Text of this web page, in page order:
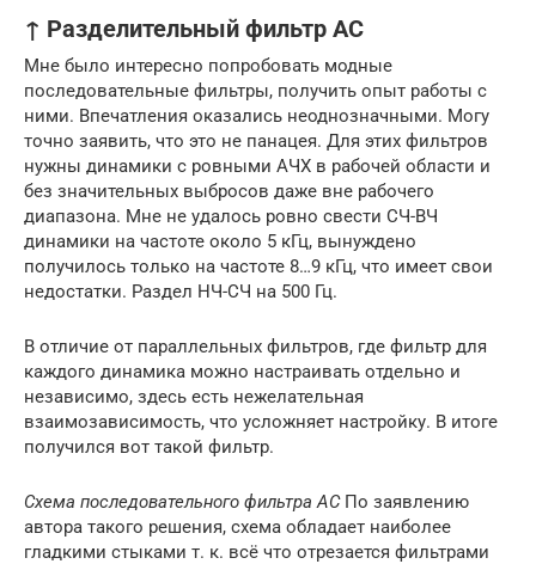
↑ Разделительный фильтр АС
Мне было интересно попробовать модные
последовательные фильтры, получить опыт работы с
ними. Впечатления оказались неоднозначными. Могу
точно заявить, что это не панацея. Для этих фильтров
нужны динамики с ровными АЧХ в рабочей области и
без значительных выбросов даже вне рабочего
диапазона. Мне не удалось ровно свести СЧ-ВЧ
динамики на частоте около 5 кГц, вынуждено
получилось только на частоте 8…9 кГц, что имеет свои
недостатки. Раздел НЧ-СЧ на 500 Гц.
В отличие от параллельных фильтров, где фильтр для
каждого динамика можно настраивать отдельно и
независимо, здесь есть нежелательная
взаимозависимость, что усложняет настройку. В итоге
получился вот такой фильтр.
Схема последовательного фильтра АСПо заявлению
автора такого решения, схема обладает наиболее
гладкими стыками т. к. всё что отрезается фильтрами